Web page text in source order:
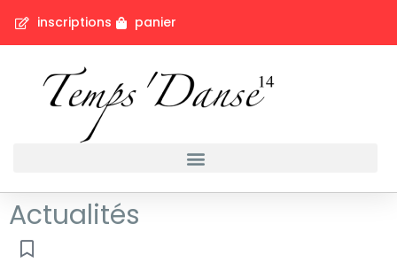
inscriptions panier
Actualités